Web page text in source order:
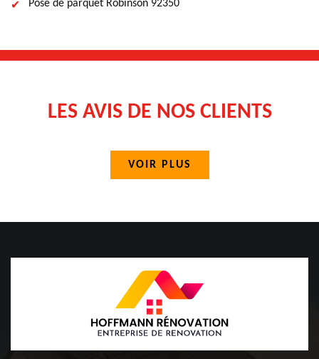
Pose de parquet Robinson 92350
LES AVIS DE NOS CLIENTS
VOIR PLUS